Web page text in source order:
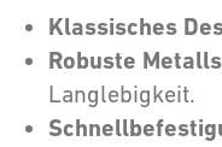
Klassisches
Robuste
Langlebigkeit.